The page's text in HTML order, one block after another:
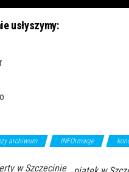
usłyszymy:
archiwum INFOrmacje
w Szczecinie